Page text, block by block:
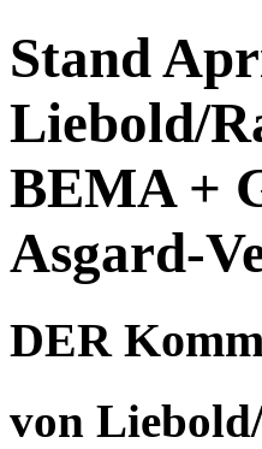
Stand
Liebold/
BEMA +
Asgard-
DER
von